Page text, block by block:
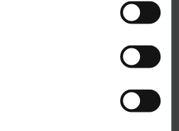
und